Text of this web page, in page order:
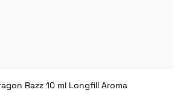
Razz 10 ml Longfill Aroma